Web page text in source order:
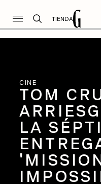
TIENDA
CINE
TOM
LA